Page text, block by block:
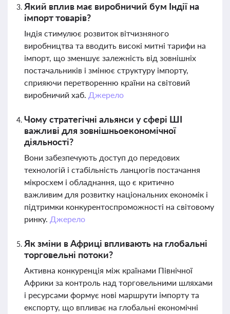
Який вплив має виробничий бум Індії на
імпорт товарів?
Індія стимулює розвиток вітчизняного
виробництва та вводить високі митні тарифи на
імпорт, що зменшує залежність від зовнішніх
постачальників і змінює структуру імпорту,
сприяючи перетворенню країни на світовий
виробничий хаб. Джерело
Чому стратегічні альянси у сфері ШІ
важливі для зовнішньоекономічної
діяльності?
Вони забезпечують доступ до передових
технологій і стабільність ланцюгів постачання
мікросхем і обладнання, що є критично
важливим для розвитку національних економік і
підтримки конкурентоспроможності на світовому
ринку. Джерело
Як зміни в Африці впливають на глобальні
торговельні потоки?
Активна конкуренція між країнами Північної
Африки за контроль над торговельними шляхами
і ресурсами формує нові маршрути імпорту та
експорту, що впливає на глобальні економічні